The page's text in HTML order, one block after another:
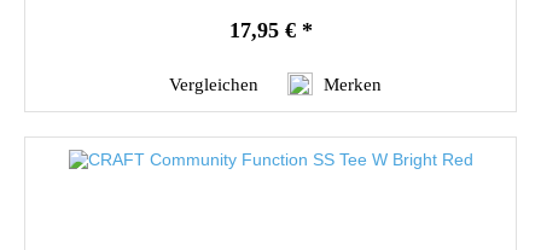
17,95 € *
Vergleichen Merken